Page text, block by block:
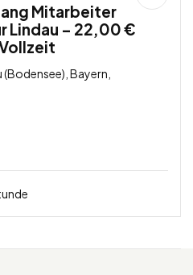
Mitarbeiter
Lindau – 22,00 €
(Bodensee), Bayern,